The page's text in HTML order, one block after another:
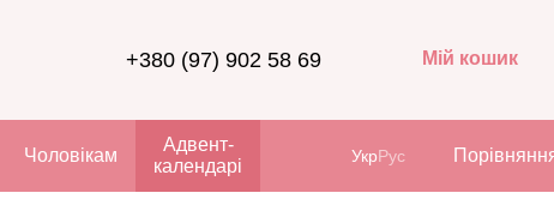
+380 (97) 902 58 69 Мій кошик
Чоловікам
Адвент-
календарі
УкрРус